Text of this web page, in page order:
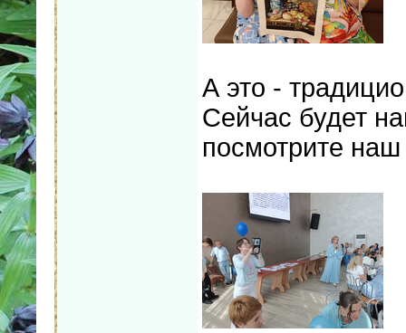
А это -
Сейчас будет
посмотрите